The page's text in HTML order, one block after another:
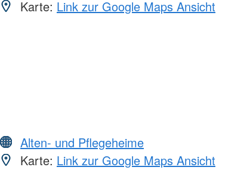
Karte: Link zur Google Maps Ansicht
Alten- und Pflegeheime
Karte: Link zur Google Maps Ansicht